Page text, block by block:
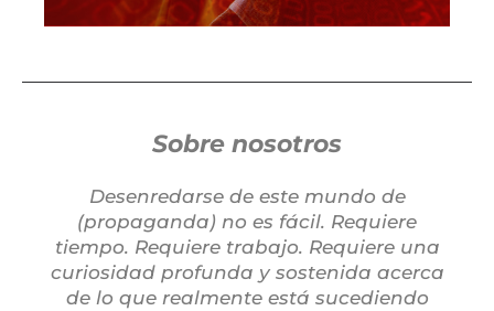
Sobre nosotros
Desenredarse de este mundo de
(propaganda) no es fácil. Requiere
tiempo. Requiere trabajo. Requiere una
curiosidad profunda y sostenida acerca
de lo que realmente está sucediendo